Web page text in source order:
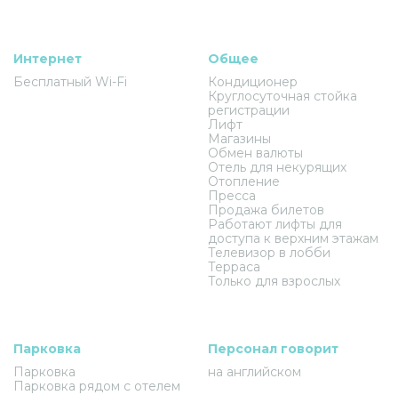
Интернет
Бесплатный Wi-Fi
Общее
Кондиционер
Круглосуточная стойка
регистрации
Лифт
Магазины
Обмен валюты
Отель для некурящих
Отопление
Пресса
Продажа билетов
Работают лифты для
доступа к верхним этажам
Телевизор в лобби
Терраса
Только для взрослых
Парковка
Парковка
Парковка рядом с отелем
Персонал говорит
на английском